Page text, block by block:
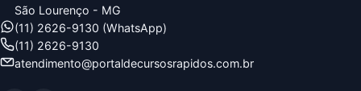
São Lourenço - MG
(11) 2626-9130 (WhatsApp)
(11) 2626-9130
atendimento@portaldecursosrapidos.com.br